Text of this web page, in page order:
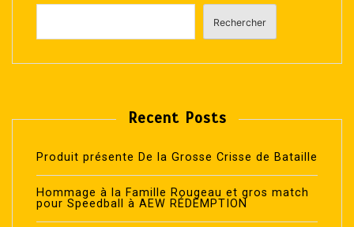
Rechercher
Recent Posts
Produit présente De la Grosse Crisse de Bataille
Hommage à la Famille Rougeau et gros match
pour Speedball à AEW RÉDEMPTION